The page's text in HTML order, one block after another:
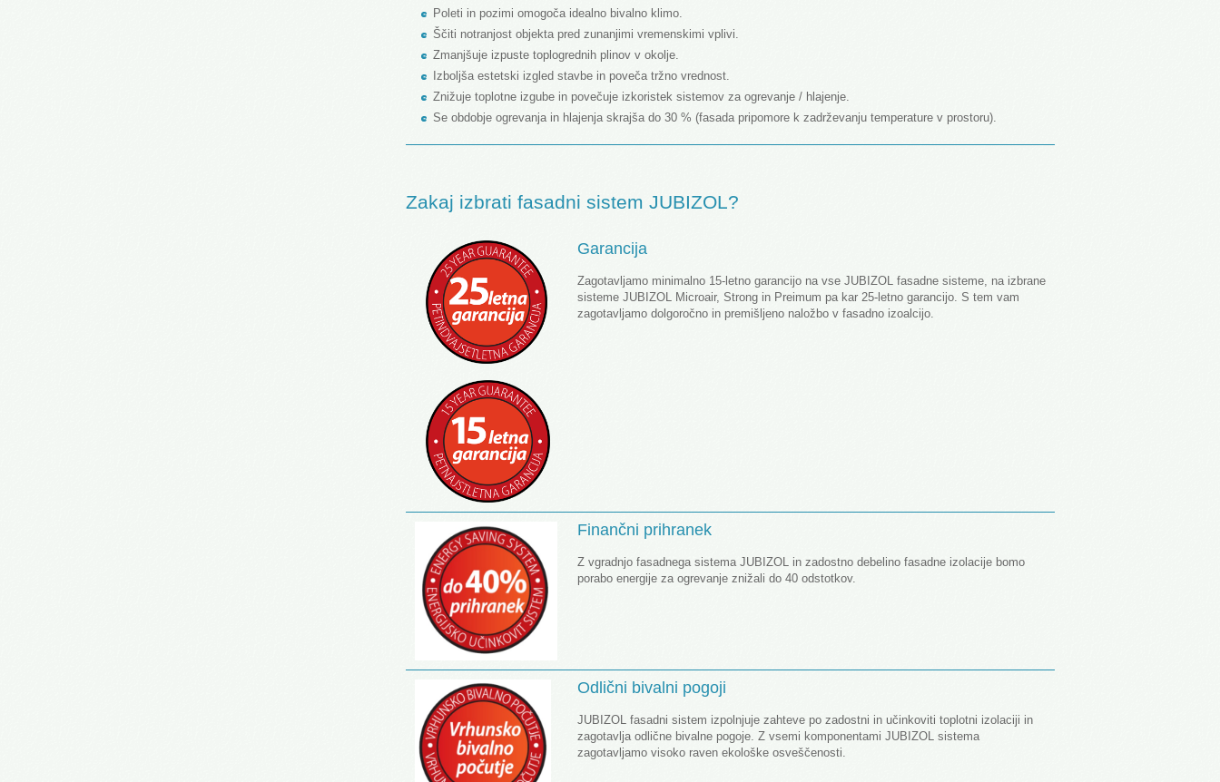
Poleti in pozimi omogoča idealno bivalno klimo.
Ščiti notranjost objekta pred zunanjimi vremenskimi vplivi.
Zmanjšuje izpuste toplogrednih plinov v okolje.
Izboljša estetski izgled stavbe in poveča tržno vrednost.
Znižuje toplotne izgube in povečuje izkoristek sistemov za ogrevanje / hlajenje.
Se obdobje ogrevanja in hlajenja skrajša do 30 % (fasada pripomore k zadrževanju temperature v prostoru).
Zakaj izbrati fasadni sistem JUBIZOL?
Garancija
Zagotavljamo minimalno 15-letno garancijo na vse JUBIZOL fasadne sisteme, na izbrane
sisteme JUBIZOL Microair, Strong in Preimum pa kar 25-letno garancijo. S tem vam
zagotavljamo dolgoročno in premišljeno naložbo v fasadno izoalcijo.
Finančni prihranek
Z vgradnjo fasadnega sistema JUBIZOL in zadostno debelino fasadne izolacije bomo
porabo energije za ogrevanje znižali do 40 odstotkov.
Odlični bivalni pogoji
JUBIZOL fasadni sistem izpolnjuje zahteve po zadostni in učinkoviti toplotni izolaciji in
zagotavlja odlične bivalne pogoje. Z vsemi komponentami JUBIZOL sistema
zagotavljamo visoko raven ekološke osveščenosti.